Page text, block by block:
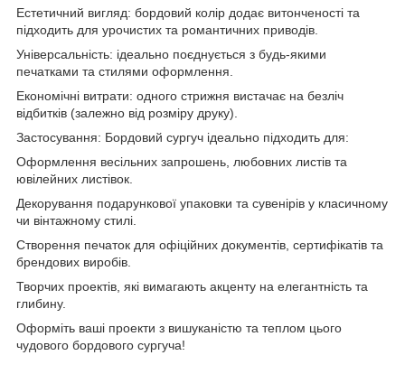
Естетичний вигляд: бордовий колір додає витонченості та
підходить для урочистих та романтичних приводів.
Універсальність: ідеально поєднується з будь-якими
печатками та стилями оформлення.
Економічні витрати: одного стрижня вистачає на безліч
відбитків (залежно від розміру друку).
Застосування: Бордовий сургуч ідеально підходить для:
Оформлення весільних запрошень, любовних листів та
ювілейних листівок.
Декорування подарункової упаковки та сувенірів у класичному
чи вінтажному стилі.
Створення печаток для офіційних документів, сертифікатів та
брендових виробів.
Творчих проектів, які вимагають акценту на елегантність та
глибину.
Оформіть ваші проекти з вишуканістю та теплом цього
чудового бордового сургуча!